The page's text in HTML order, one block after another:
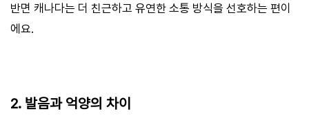
반면 캐나다는 더 친근하고 유연한 소통 방식을 선호하는 편이
에요.
2. 발음과 억양의 차이